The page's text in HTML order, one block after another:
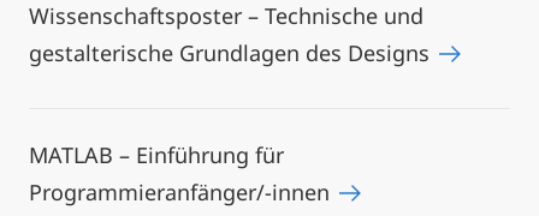
Wissenschaftsposter – Technische und
gestalterische Grundlagen des Designs
MATLAB – Einführung für
Programmieranfänger/-innen